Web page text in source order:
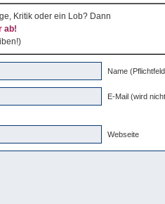
Kritik oder ein Lob? Dann
ab!
Name
E-Mail (wird
Webseite